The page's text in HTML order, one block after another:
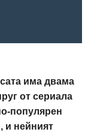
има двама
от сериала
популярен
и нейният